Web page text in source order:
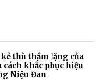
thù thầm lặng của
cách khắc phục hiệu
Niệu Đan